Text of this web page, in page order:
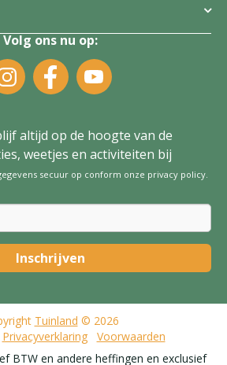
Volg ons nu op:
altijd op de hoogte van de
weetjes en activiteiten bij
secuur op conform onze privacy policy.
Tuinland © 2026
Privacyverklaring
Voorwaarden
BTW en andere heffingen en exclusief